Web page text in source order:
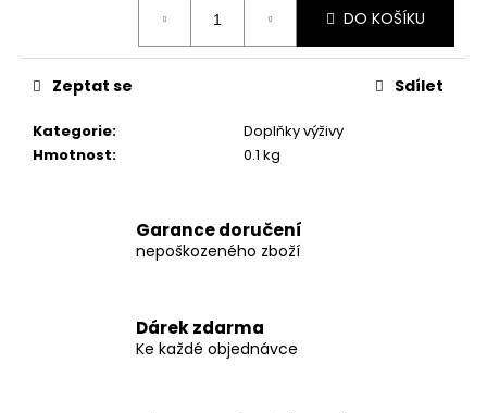
DO KOŠÍKU
Kategorie:
Doplňky výživy
Hmotnost: 0.1 kg
Zeptat se Sdílet
Garance doručení
nepoškozeného zboží
Dárek zdarma
Ke každé objednávce
e
DARK
LABS
MK